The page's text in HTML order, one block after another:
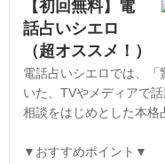
【初回無料】電
話占いシエロ
（超オススメ！）
電話占いシエロでは、
いた、TVやメディアで
相談をはじめとした本格
▼おすすめポイント▼